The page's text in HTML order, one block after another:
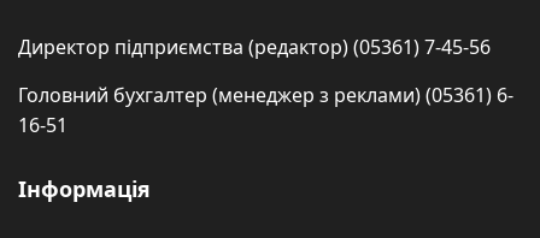
Директор підприємства (редактор) (05361) 7-45-56
Головний бухгалтер (менеджер з реклами) (05361) 6-
16-51
Інформація